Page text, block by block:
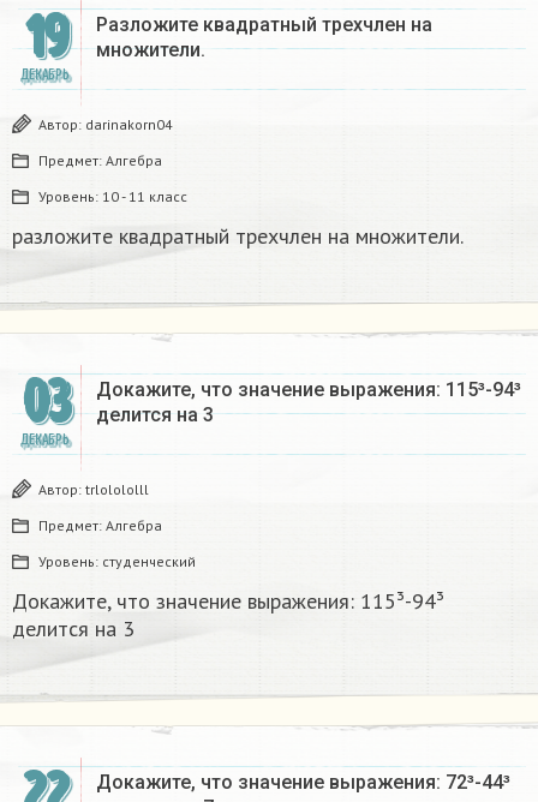
19
ДЕКАБРЬ
Разложите квадратный трехчлен на
множители. ​
Автор: darinakorn04
Предмет: Алгебра
Уровень: 10 - 11 класс
разложите квадратный трехчлен на множители. ​
03
ДЕКАБРЬ
Докажите, что значение выражения: 115³-94³
делится на 3​
Автор: trlolololll
Предмет: Алгебра
Уровень: студенческий
Докажите, что значение выражения: 115³-94³
делится на 3​
Докажите, что значение выражения: 72³-44³